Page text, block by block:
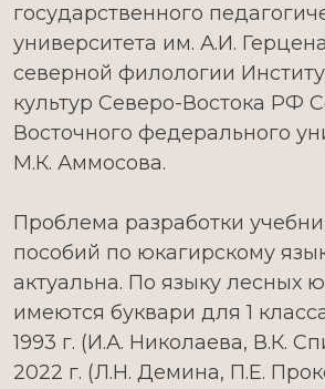
государственного
университета им. А.И.
северной филологии
культур Северо-Востока РФ
Восточного федерального
М.К. Аммосова.
Проблема разработки
пособий по юкагирскому
актуальна. По языку лесных
имеются буквари для 1
1993 г. (И.А. Николаева, В.К.
2022 г. (Л.Н. Демина, П.Е.